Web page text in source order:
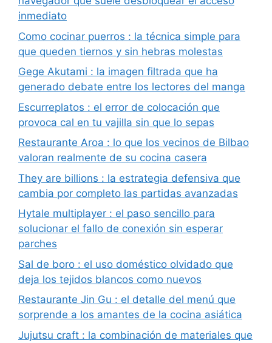
inmediato
Como cocinar puerros : la técnica simple para
que queden tiernos y sin hebras molestas
Gege Akutami : la imagen filtrada que ha
generado debate entre los lectores del manga
Escurreplatos : el error de colocación que
provoca cal en tu vajilla sin que lo sepas
Restaurante Aroa : lo que los vecinos de Bilbao
valoran realmente de su cocina casera
They are billions : la estrategia defensiva que
cambia por completo las partidas avanzadas
Hytale multiplayer : el paso sencillo para
solucionar el fallo de conexión sin esperar
parches
Sal de boro : el uso doméstico olvidado que
deja los tejidos blancos como nuevos
Restaurante Jin Gu : el detalle del menú que
sorprende a los amantes de la cocina asiática
Jujutsu craft : la combinación de materiales que